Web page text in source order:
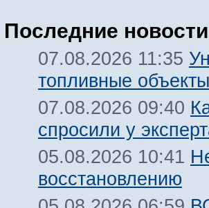
Последние
07.08.2026 11:35
топливные
07.08.2026 09:40
спросили у
05.08.2026 10:41
восстановлению